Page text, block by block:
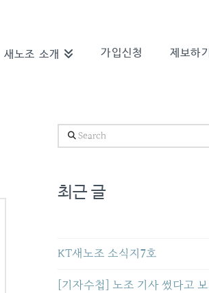
새노조 소개 가입신청 제보하기
Search
최근 글
KT새노조 소식지7호
[기자수첩] 노조 기사 썼다고